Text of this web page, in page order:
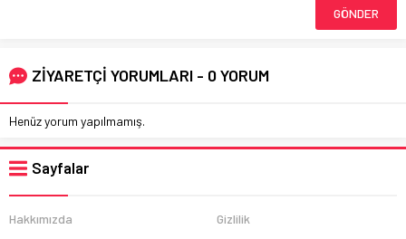
ZİYARETÇİ YORUMLARI - 0 YORUM
Henüz yorum yapılmamış.
Sayfalar
Hakkımızda Gizlilik